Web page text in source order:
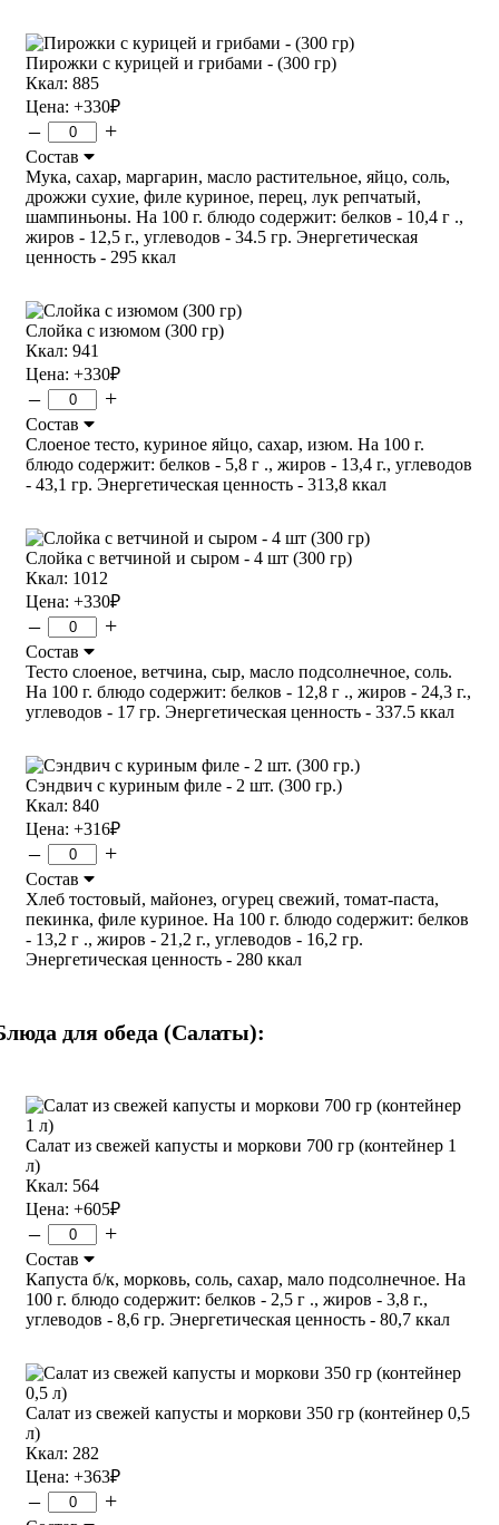
Пирожки с курицей и грибами - (300 гр)
Ккал: 885
Цена: +330₽
– +
Состав
Мука, сахар, маргарин, масло растительное, яйцо, соль,
дрожжи сухие, филе куриное, перец, лук репчатый,
шампиньоны. На 100 г. блюдо содержит: белков - 10,4 г .,
жиров - 12,5 г., углеводов - 34.5 гр. Энергетическая
ценность - 295 ккал
Слойка с изюмом (300 гр)
Ккал: 941
Цена: +330₽
– +
Состав
Слоеное тесто, куриное яйцо, сахар, изюм. На 100 г.
блюдо содержит: белков - 5,8 г ., жиров - 13,4 г., углеводов
- 43,1 гр. Энергетическая ценность - 313,8 ккал
Слойка с ветчиной и сыром - 4 шт (300 гр)
Ккал: 1012
Цена: +330₽
– +
Состав
Тесто слоеное, ветчина, сыр, масло подсолнечное, соль.
На 100 г. блюдо содержит: белков - 12,8 г ., жиров - 24,3 г.,
углеводов - 17 гр. Энергетическая ценность - 337.5 ккал
Сэндвич с куриным филе - 2 шт. (300 гр.)
Ккал: 840
Цена: +316₽
– +
Состав
Хлеб тостовый, майонез, огурец свежий, томат-паста,
пекинка, филе куриное. На 100 г. блюдо содержит: белков
- 13,2 г ., жиров - 21,2 г., углеводов - 16,2 гр.
Энергетическая ценность - 280 ккал
для обеда (Салаты):
Салат из свежей капусты и моркови 700 гр (контейнер 1
л)
Ккал: 564
Цена: +605₽
– +
Состав
Капуста б/к, морковь, соль, сахар, мало подсолнечное. На
100 г. блюдо содержит: белков - 2,5 г ., жиров - 3,8 г.,
углеводов - 8,6 гр. Энергетическая ценность - 80,7 ккал
Салат из свежей капусты и моркови 350 гр (контейнер 0,5
л)
Ккал: 282
Цена: +363₽
– +